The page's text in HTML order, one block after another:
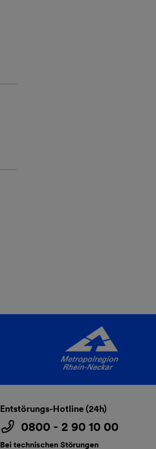
Entstörungs-Hotline (24h)
0800 - 2 90 10 00
Bei technischen Störungen